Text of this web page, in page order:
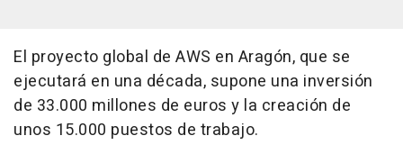
El proyecto global de AWS en Aragón, que se
ejecutará en una década, supone una inversión
de 33.000 millones de euros y la creación de
unos 15.000 puestos de trabajo.